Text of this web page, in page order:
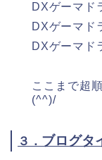
DXゲーマ
DXゲーマ
DXゲーマ
ここまで超
(^^)/
３． ブログタ